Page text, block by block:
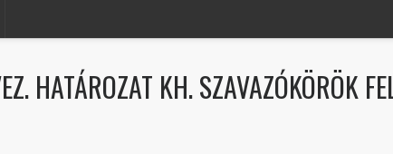
HATÁROZAT KH. SZAVAZÓKÖRÖK